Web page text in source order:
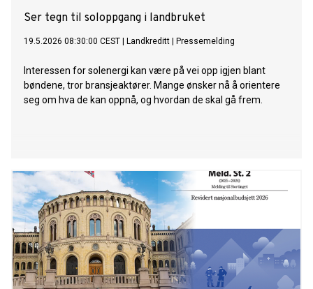
Ser tegn til soloppgang i landbruket
19.5.2026 08:30:00 CEST Landkreditt Pressemelding
Interessen for solenergi kan være på vei opp igjen blant
bøndene, tror bransjeaktører. Mange ønsker nå å orientere
seg om hva de kan oppnå, og hvordan de skal gå frem.